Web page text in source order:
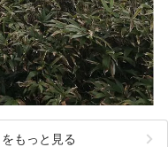
もっと見る